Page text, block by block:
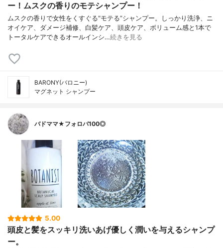
ー！ムスクの香りのモテシャンプー！
ムスクの香りで女性をくすぐる"モテる”シャンプー。しっかり洗浄、ニ
オイケア、ダメージ補修、白髪ケア、頭皮ケア、ボリューム感と1本で
トータルケアできるオールインシ…続きを見る
BARONY(バロニー)
マグネット シャンプー
バドママ★フォロバ100◎
5.00
頭皮と髪をスッキリ洗いあげ優しく潤いを与えるシャンプ
ー。